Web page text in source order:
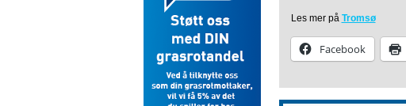
Les mer på Tromsø
Facebook